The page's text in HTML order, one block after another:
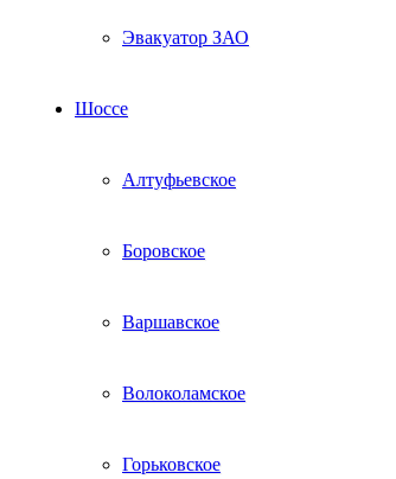
Эвакуатор ЗАО
Шоссе
Алтуфьевское
Боровское
Варшавское
Волоколамское
Горьковское